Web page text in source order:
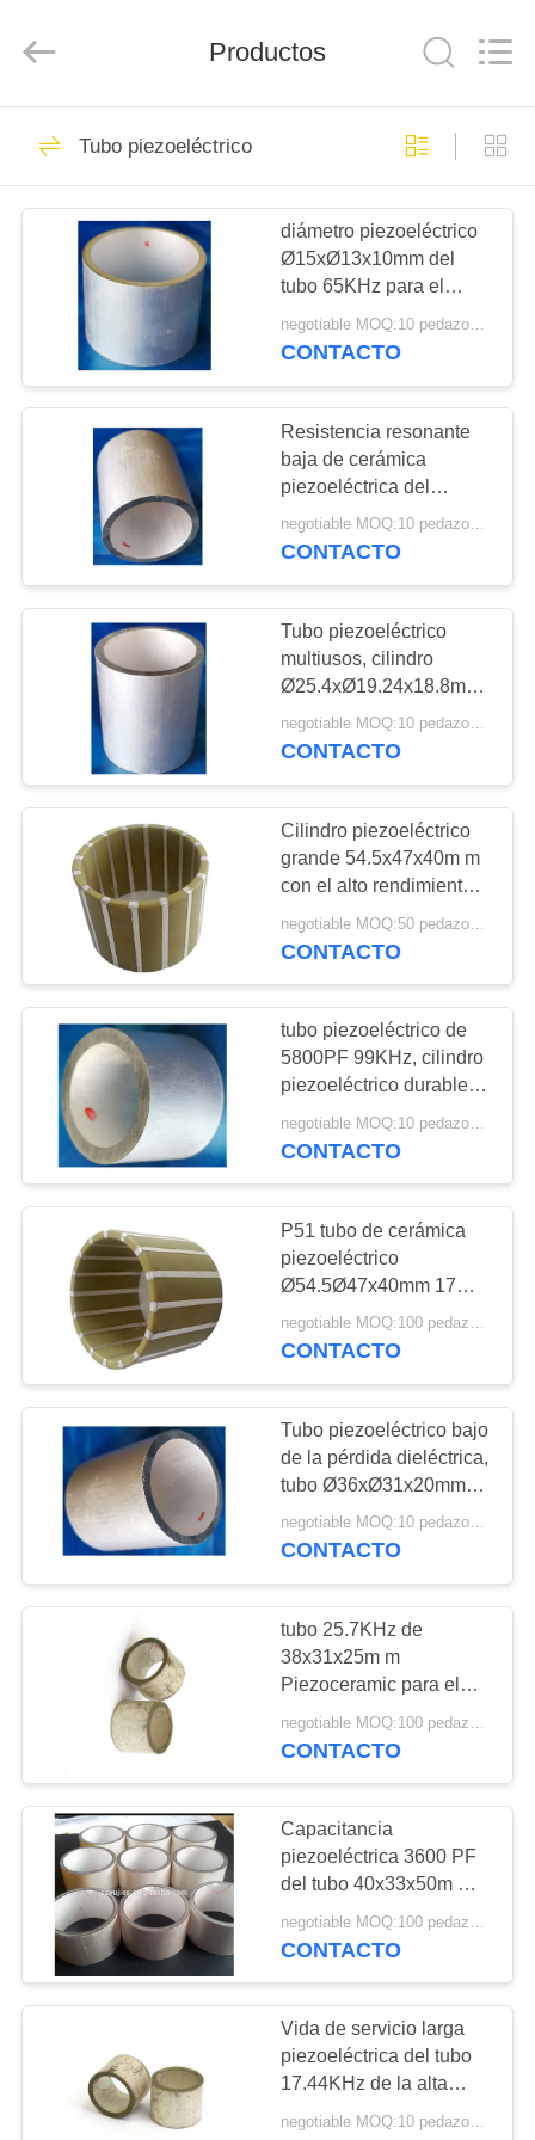
HOGAR
PRODUCTOS
SOBRE
NOSOTROS
VIAJE
FÁBRICA
CONTROL
DE
CALIDAD
ÉNTRENOS
EN
CONTACTO
CON
CITA
MAPA
DEL
SITIO
PRIVACY
POLICY
Co.,
Reserved.
Transductor
ultrasónico de PZT
Transductor
ultrasónico médico
41
transductor de la
limpieza ultrasónica
Sensor llano
ultrasónico
28
Polvo de PZT
Anillo piezoeléctrico
27
Disco piezoeléctrico
Tubo piezoeléctrico
23
Productos
Tubo piezoeléctrico
diámetro piezoeléctrico
Ø15xØ13x10mm del
tubo 65KHz para el
hidrófono ultrasónico
negotiable MOQ:10 pedazos/pedazos
CONTACTO
Resistencia resonante
baja de cerámica
piezoeléctrica del
cilindro 151KHZ de
Ø20xØ15x11mm
negotiable MOQ:10 pedazos/pedazos
CONTACTO
Tubo piezoeléctrico
multiusos, cilindro
Ø25.4xØ19.24x18.8mm
de Piezoceramic
negotiable MOQ:10 pedazos/pedazos
CONTACTO
Cilindro piezoeléctrico
grande 54.5x47x40m m
con el alto rendimiento
multi de Eletrodes
CONTACTO
tubo piezoeléctrico de
5800PF 99KHz, cilindro
piezoeléctrico durable
de Ø9.6xØ8.2x9.5mm
negotiable MOQ:10 pedazos/pedazos
CONTACTO
P51 tubo de cerámica
piezoeléctrico
Ø54.5Ø47x40mm 17
kilociclos de frecuencia
resonante
negotiable MOQ:100 pedazos/pedazos
CONTACTO
Tubo piezoeléctrico bajo
de la pérdida dieléctrica,
tubo Ø36xØ31x20mm
de 155KHZ PZT
negotiable MOQ:10 pedazos/pedazos
CONTACTO
tubo 25.7KHz de
38x31x25m m
Piezoceramic para el
flujómetro de la
detección del petróleo
CONTACTO
Capacitancia
piezoeléctrica 3600 PF
del tubo 40x33x50m m
del transductor del
flujómetro
negotiable MOQ:100 pedazos/pedazos
CONTACTO
Vida de servicio larga
piezoeléctrica del tubo
17.44KHz de la alta
precisión para el OEM
negotiable MOQ:10 pedazos/pedazos